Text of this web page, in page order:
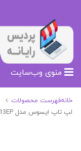
خانهفهرست محصولات
لپ تاپ ایسوس مدل ASUS Vivobook K513EP